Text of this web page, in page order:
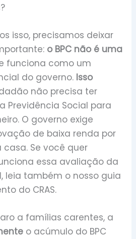
isso, precisamos deixar
o BPC não é uma
funciona como um
do governo. Isso
não precisa ter
Previdência Social para
O governo exige
de baixa renda por
Se você quer
essa avaliação da
leia também o nosso guia
do CRAS.
a famílias carentes, a
o acúmulo do BPC